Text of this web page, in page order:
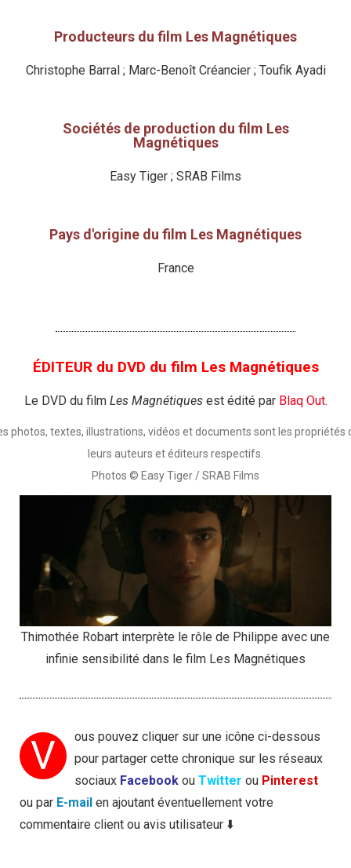
Producteurs du film Les Magnétiques
Christophe Barral ; Marc-Benoît Créancier ; Toufik Ayadi
Sociétés de production du film Les
Magnétiques
Easy Tiger ; SRAB Films
Pays d'origine du film Les Magnétiques
France
ÉDITEUR du DVD du film Les Magnétiques
Le DVD du film Les Magnétiquesest édité par Blaq Out.
photos, textes, illustrations, vidéos et documents sont les propriétés
leurs auteurs et éditeurs respectifs.
Photos © Easy Tiger / SRAB Films
Thimothée Robart interprète le rôle de Philippe avec une
infinie sensibilité dans le film Les Magnétiques
V
ous pouvez cliquer sur une icône ci-dessous
pour partager cette chronique sur les réseaux
sociaux Facebook ou Twitter ou Pinterest
ou par E-mail en ajoutant éventuellement votre
commentaire client ou avis utilisateur ⬇️